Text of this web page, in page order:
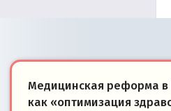
Медицинская реформа в
как «оптимизация